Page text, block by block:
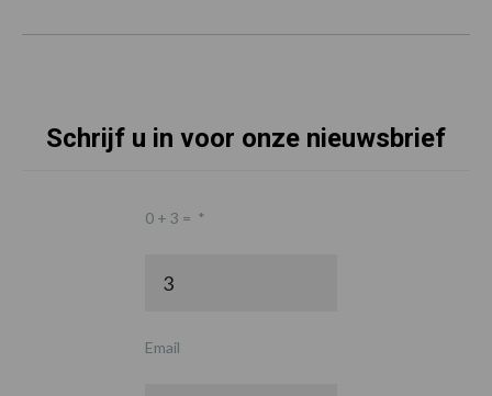
Schrijf u in voor onze nieuwsbrief
0 + 3 = *
Email